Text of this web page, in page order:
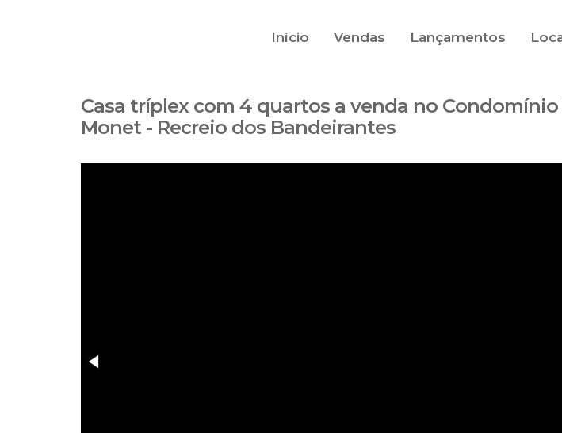
Lançamentos
Vendas
Início
Casa tríplex com 4 quartos a venda no
Monet - Recreio dos Bandeirantes